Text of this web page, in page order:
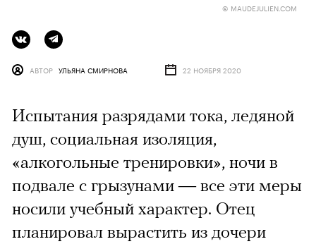
© MAUDEJULIEN.COM
АВТОР УЛЬЯНА СМИРНОВА 22 НОЯБРЯ 2020
Испытания разрядами тока, ледяной
душ, социальная изоляция,
«алкогольные тренировки», ночи в
подвале с грызунами — все эти меры
носили учебный характер. Отец
планировал вырастить из дочери